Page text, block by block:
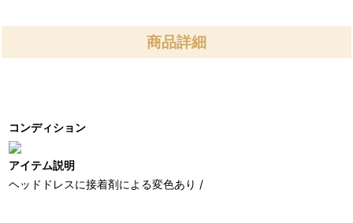
商品詳細
コンディション
アイテム説明
ヘッドドレスに接着剤による変色あり /